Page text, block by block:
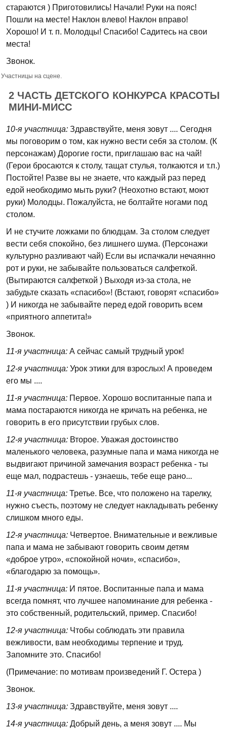
стараются ) Приготовились! Начали! Руки на пояс!
Пошли на месте! Наклон влево! Наклон вправо!
Хорошо! И т. п. Молодцы! Спасибо! Садитесь на свои
места!
Звонок.
Участницы на сцене.
2 ЧАСТЬ ДЕТСКОГО КОНКУРСА КРАСОТЫ
МИНИ-МИСС
10-я участница: Здравствуйте, меня зовут .... Сегодня
мы поговорим о том, как нужно вести себя за столом. (К
персонажам) Дорогие гости, приглашаю вас на чай!
(Герои бросаются к столу, тащат стулья, толкаются и т.п.)
Постойте! Разве вы не знаете, что каждый раз перед
едой необходимо мыть руки? (Неохотно встают, моют
руки) Молодцы. Пожалуйста, не болтайте ногами под
столом.
И не стучите ложками по блюдцам. За столом следует
вести себя спокойно, без лишнего шума. (Персонажи
культурно разливают чай) Если вы испачкали нечаянно
рот и руки, не забывайте пользоваться салфеткой.
(Вытираются салфеткой ) Выходя из-за стола, не
забудьте сказать «спасибо»! (Встают, говорят «спасибо»
) И никогда не забывайте перед едой говорить всем
«приятного аппетита!»
Звонок.
11-я участница: А сейчас самый трудный урок!
12-я участница: Урок этики для взрослых! А проведем
его мы ....
11-я участница: Первое. Хорошо воспитанные папа и
мама постараются никогда не кричать на ребенка, не
говорить в его присутствии грубых слов.
12-я участница: Второе. Уважая достоинство
маленького человека, разумные папа и мама никогда не
выдвигают причиной замечания возраст ребенка - ты
еще мал, подрастешь - узнаешь, тебе еще рано...
11-я участница: Третье. Все, что положено на тарелку,
нужно съесть, поэтому не следует накладывать ребенку
слишком много еды.
12-я участница: Четвертое. Внимательные и вежливые
папа и мама не забывают говорить своим детям
«доброе утро», «спокойной ночи», «спасибо»,
«благодарю за помощь».
11-я участница: И пятое. Воспитанные папа и мама
всегда помнят, что лучшее напоминание для ребенка -
это собственный, родительский, пример. Спасибо!
12-я участница: Чтобы соблюдать эти правила
вежливости, вам необходимы терпение и труд.
Запомните это. Спасибо!
(Примечание: по мотивам произведений Г. Остера )
Звонок.
13-я участница: Здравствуйте, меня зовут ....
14-я участница: Добрый день, а меня зовут .... Мы